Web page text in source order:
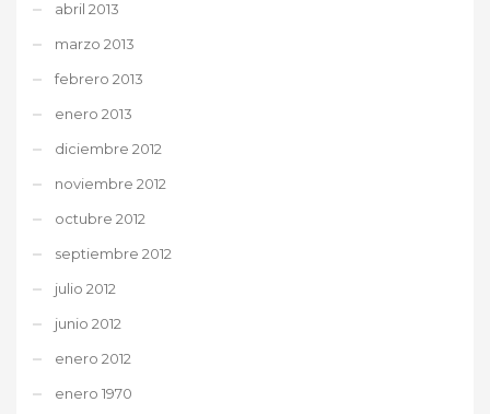
abril 2013
marzo 2013
febrero 2013
enero 2013
diciembre 2012
noviembre 2012
octubre 2012
septiembre 2012
julio 2012
junio 2012
enero 2012
enero 1970